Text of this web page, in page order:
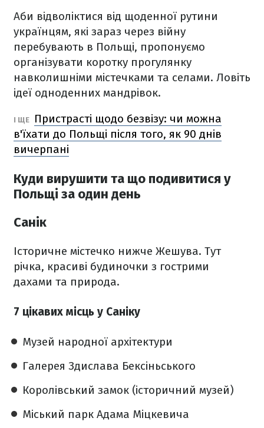
Аби відволіктися від щоденної рутини
українцям, які зараз через війну
перебувають в Польщі, пропонуємо
організувати коротку прогулянку
навколишніми містечками та селами. Ловіть
ідеї одноденних мандрівок.
І ЩЕ
Пристрасті щодо безвізу: чи можна
в'їхати до Польщі після того, як 90 днів
вичерпані
Куди вирушити та що подивитися у
Польщі за один день
Санік
Історичне містечко нижче Жешува. Тут
річка, красиві будиночки з гострими
дахами та природа.
7 цікавих місць у Саніку
Музей народної архітектури
Галерея Здислава Бексіньського
Королівський замок (історичний музей)
Міський парк Адама Міцкевича